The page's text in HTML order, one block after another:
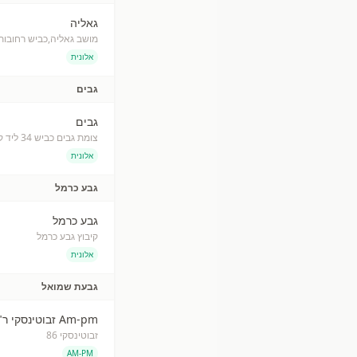
גאליה
מושב גאליה,כביש
אלונית
גבים
גבים
צומת גבים כביש 34 ליד קיבוץ גבים
אלונית
גבע כרמל
גבע כרמל
קיבוץ גבע כרמל
אלונית
גבעת שמואל
Am-pm זבוטינסקי ר"ג
זבוטינסקי 86
AM-PM